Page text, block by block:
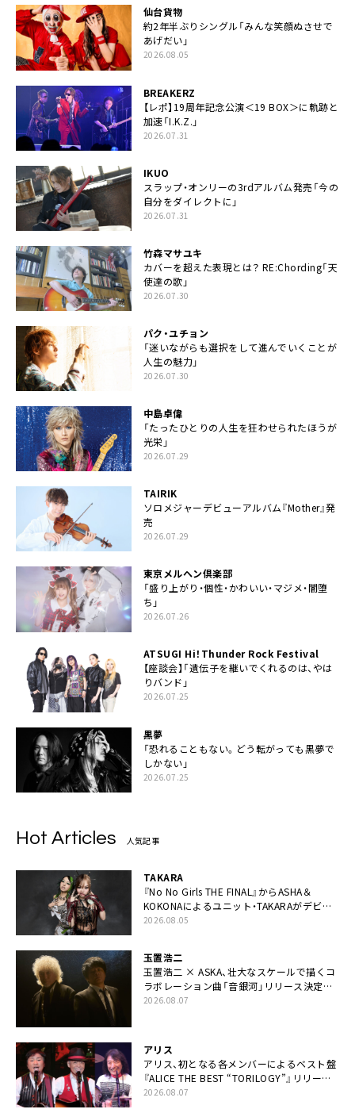
仙台貨物
約2年半ぶりシングル「みんな笑顔ぬさせで
あげだい」
2026.08.05
BREAKERZ
【レポ】19周年記念公演＜19 BOX＞に軌跡と
加速「I.K.Z.」
2026.07.31
IKUO
スラップ・オンリーの3rdアルバム発売「今の
自分をダイレクトに」
2026.07.31
竹森マサユキ
カバーを超えた表現とは？ RE:Chording「天
使達の歌」
2026.07.30
パク・ユチョン
「迷いながらも選択をして進んでいくことが
人生の魅力」
2026.07.30
中島卓偉
「たったひとりの人生を狂わせられたほうが
光栄」
2026.07.29
TAIRIK
ソロメジャーデビューアルバム『Mother』発
売
2026.07.29
東京メルヘン倶楽部
「盛り上がり・個性・かわいい・マジメ・闇堕
ち」
2026.07.26
ATSUGI Hi！Thunder Rock Festival
【座談会】「遺伝子を継いでくれるのは、やは
りバンド」
2026.07.25
黒夢
「恐れることもない。どう転がっても黒夢で
しかない」
2026.07.25
Hot Articles 人気記事
TAKARA
『No No Girls THE FINAL』からASHA＆
KOKONAによるユニット・TAKARAがデビュ
ー
2026.08.05
玉置浩二
玉置浩二 × ASKA、壮大なスケールで描くコ
ラボレーション曲「音銀河」リリース決定。
カップリングには新曲「命の宿り」収録も
2026.08.07
アリス
アリス、初となる各メンバーによるベスト盤
『ALICE THE BEST “TORILOGY”』リリース
決定
2026.08.07